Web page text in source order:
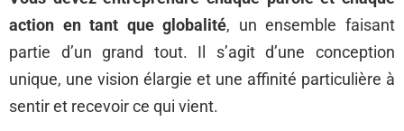
action en tant que globalité, un ensemble faisant
partie d’un grand tout. Il s’agit d’une conception
unique, une vision élargie et une affinité particulière à
sentir et recevoir ce qui vient.